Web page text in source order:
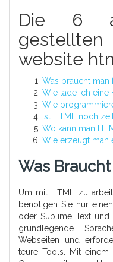
Die 6
website
Was braucht man
Wie lade ich eine
Wie
Ist HTML noch
Wo kann man
Wie erzeugt man
Was
Um mit HTML zu
benötigen Sie nur
oder Sublime Text
grundlegende
Webseiten und
teure Tools. Mit einem